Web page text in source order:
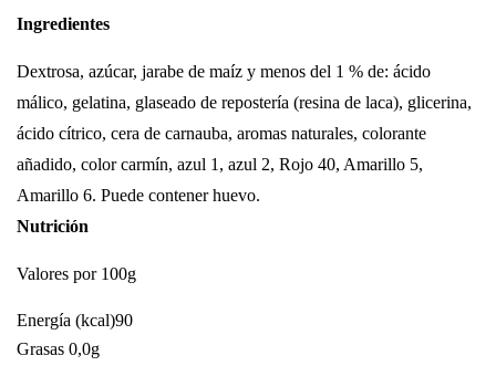
Ingredientes
Dextrosa, azúcar, jarabe de maíz y menos del 1 % de: ácido
málico, gelatina, glaseado de repostería (resina de laca), glicerina,
ácido cítrico, cera de carnauba, aromas naturales, colorante
añadido, color carmín, azul 1, azul 2, Rojo 40, Amarillo 5,
Amarillo 6. Puede contener huevo.
Nutrición
Valores por 100g
Energía (kcal)90
Grasas 0,0g